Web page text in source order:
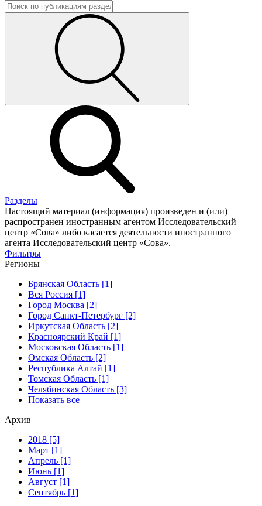
Разделы
Настоящий материал (информация) произведен и (или)
распространен иностранным агентом Исследовательский
центр «Сова» либо касается деятельности иностранного
агента Исследовательский центр «Сова».
Фильтры
Регионы
Брянская Область [1]
Вся Россия [1]
Город Москва [2]
Город Санкт-Петербург [2]
Иркутская Область [2]
Красноярский Край [1]
Московская Область [1]
Омская Область [2]
Республика Алтай [1]
Томская Область [1]
Челябинская Область [3]
Показать все
Архив
2018 [5]
Март [1]
Апрель [1]
Июнь [1]
Август [1]
Сентябрь [1]